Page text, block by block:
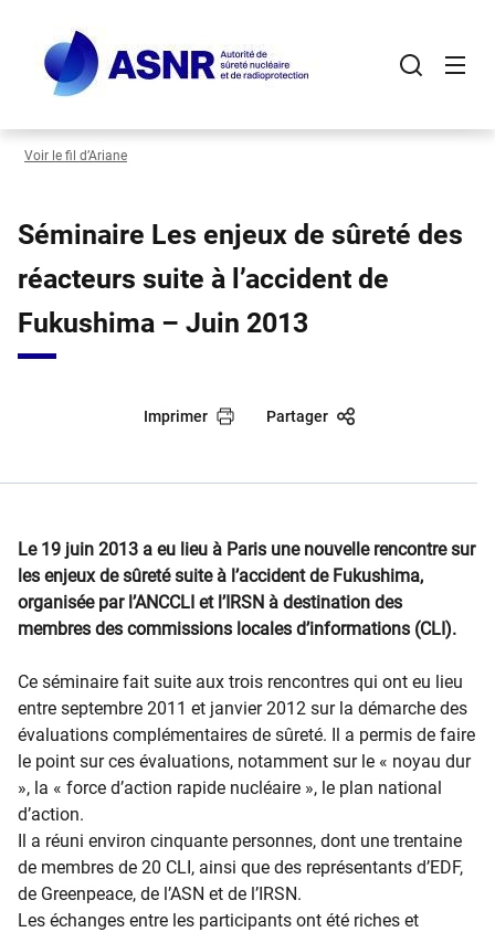
contenu
principal
Voir le fil d’Ariane
Séminaire Les enjeux de sûreté des
réacteurs suite à l’accident de
Fukushima – Juin 2013
Imprimer Partager
Le 19 juin 2013 a eu lieu à Paris une nouvelle rencontre sur
les enjeux de sûreté suite à l’accident de Fukushima,
organisée par l’ANCCLI et l’IRSN à destination des
membres des commissions locales d’informations (CLI).
Ce séminaire fait suite aux trois rencontres qui ont eu lieu
entre septembre 2011 et janvier 2012 sur la démarche des
évaluations complémentaires de sûreté. Il a permis de faire
le point sur ces évaluations, notamment sur le « noyau dur
», la « force d’action rapide nucléaire », le plan national
d’action.
Il a réuni environ cinquante personnes, dont une trentaine
de membres de 20 CLI, ainsi que des représentants d’EDF,
de Greenpeace, de l’ASN et de l’IRSN.
Les échanges entre les participants ont été riches et